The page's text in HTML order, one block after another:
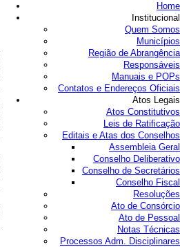
Home
Institucional
Quem Somos
Municípios
Região de Abrangência
Responsáveis
Manuais e POPs
Contatos e Endereços Oficiais
Atos Legais
Atos Constitutivos
Leis de Ratificação
Editais e Atas dos Conselhos
Assembleia Geral
Conselho Deliberativo
Conselho de Secretários
Conselho Fiscal
Resoluções
Ato de Consórcio
Ato de Pessoal
Notas Técnicas
Processos Adm. Disciplinares